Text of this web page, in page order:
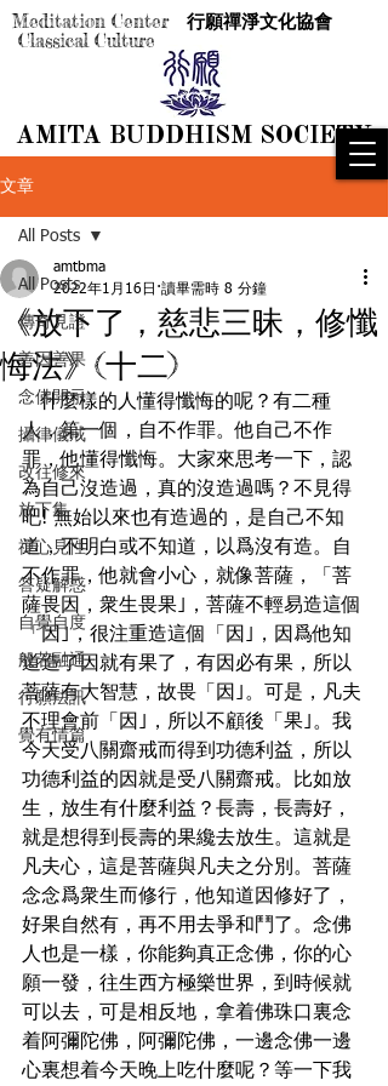
AMITA BUDDHISM SOCIETY
AMITA BUDDHISM SOCIETY
Meditation Center 行願禪淨文化協會
Classical Culture
文章
All Posts
傳奇見證
善因善果
念佛開示
攝律儀戒
改往修來
放下集
禪心見性
答疑解惑
自覺自度
般若融通
行願法訊
覺有情篇
All Posts
《放下了，慈悲三昧，修懺
悔法》(十二)
amtbma
2022年1月16日 讀畢需時 8 分鐘
什麼樣的人懂得懺悔的呢？有二種
人，第一個，自不作罪。他自己不作
罪，他懂得懺悔。大家來思考一下，認
為自己沒造過，真的沒造過嗎？不見得
吧! 無始以來也有造過的，是自己不知
道，不明白或不知道，以爲沒有造。自
不作罪，他就會小心，就像菩薩，「菩
薩畏因，衆生畏果｣，菩薩不輕易造這個
「因｣，很注重造這個「因｣，因爲他知
道造了因就有果了，有因必有果，所以
菩薩有大智慧，故畏「因｣。可是，凡夫
不理會前「因｣，所以不顧後「果｣。我
今天受八關齋戒而得到功德利益，所以
功德利益的因就是受八關齋戒。比如放
生，放生有什麼利益？長壽，長壽好，
就是想得到長壽的果纔去放生。這就是
凡夫心，這是菩薩與凡夫之分別。菩薩
念念爲衆生而修行，他知道因修好了，
好果自然有，再不用去爭和鬥了。念佛
人也是一樣，你能夠真正念佛，你的心
願一發，往生西方極樂世界，到時候就
可以去，可是相反地，拿着佛珠口裏念
着阿彌陀佛，阿彌陀佛，一邊念佛一邊
心裏想着今天晚上吃什麼呢？等一下我